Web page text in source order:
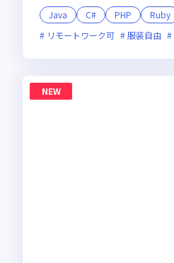
Java
C# PHP Ruby
リモートワーク可
服装自由
NEW